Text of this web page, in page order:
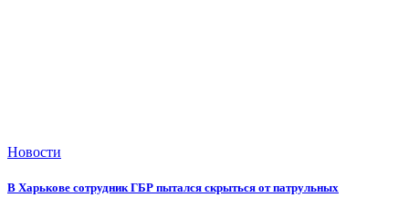
Новости
В Харькове сотрудник ГБР пытался скрыться от патрульных